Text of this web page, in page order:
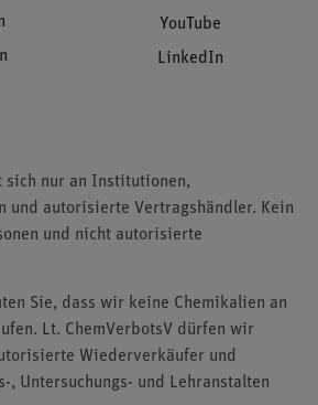
YouTube
LinkedIn
sich nur an Institutionen,
und autorisierte Vertragshändler. Kein
und nicht autorisierte
Sie, dass wir keine Chemikalien an
Lt. ChemVerbotsV dürfen wir
Wiederverkäufer und
, Untersuchungs- und Lehranstalten